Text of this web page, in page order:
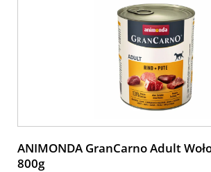
ANIMONDA GranCarno Adult
800g